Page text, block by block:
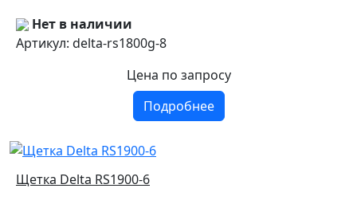
Нет в наличии
Артикул: delta-rs1800g-8
Цена по запросу
Подробнее
Щетка Delta RS1900-6